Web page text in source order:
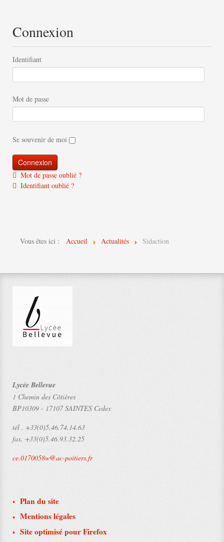
Connexion
Identifiant
Mot de passe
Se souvenir de moi
Mot de passe oublié ?
Identifiant oublié ?
Vous êtes ici : Accueil Actualités Sidaction
Lycée Bellevue
1 Chemin des Côtières
BP10309 - 17107 SAINTES Cedex
tél . +33(0)5.46.74.14.63
fax. +33(0)5.46.93.32.25
ce.0170058w@ac-poitiers.fr
Plan du site
Mentions légales
Site optimisé pour Firefox